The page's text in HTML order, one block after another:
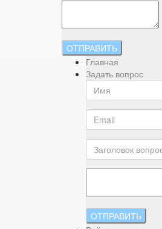
ОТПРАВИТЬ
Главная
Задать вопрос
ОТПРАВИТЬ